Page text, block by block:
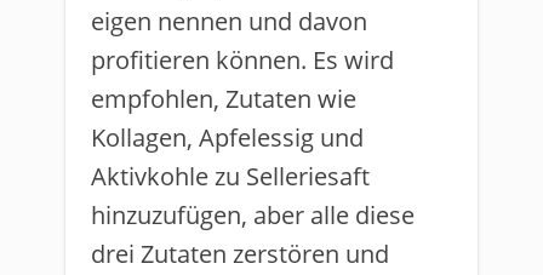
eigen nennen und davon
profitieren können. Es wird
empfohlen, Zutaten wie
Kollagen, Apfelessig und
Aktivkohle zu Selleriesaft
hinzuzufügen, aber alle diese
drei Zutaten zerstören und